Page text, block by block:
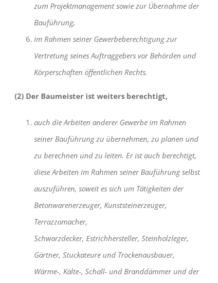
zum Projektmanagement sowie zur Übernahme der
Bauführung,
im Rahmen seiner Gewerbeberechtigung zur
Vertretung seines Auftraggebers vor Behörden und
Körperschaften öffentlichen Rechts.
(2) Der Baumeister ist weiters berechtigt,
auch die Arbeiten anderer Gewerbe im Rahmen
seiner Bauführung zu übernehmen, zu planen und
zu berechnen und zu leiten. Er ist auch berechtigt,
diese Arbeiten im Rahmen seiner Bauführung selbst
auszuführen, soweit es sich um Tätigkeiten der
Betonwarenerzeuger, Kunststeinerzeuger,
Terrazzomacher,
Schwarzdecker, Estrichhersteller, Steinholzleger,
Gärtner, Stuckateure und Trockenausbauer,
Wärme-, Kälte-, Schall- und Branddämmer und der